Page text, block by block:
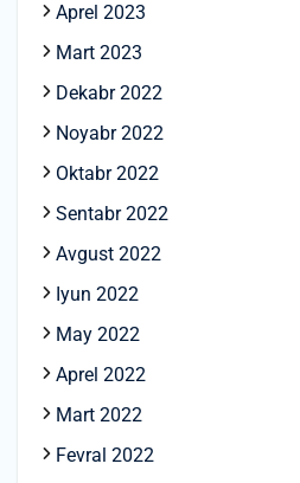
Aprel 2023
Mart 2023
Dekabr 2022
Noyabr 2022
Oktabr 2022
Sentabr 2022
Avgust 2022
Iyun 2022
May 2022
Aprel 2022
Mart 2022
Fevral 2022